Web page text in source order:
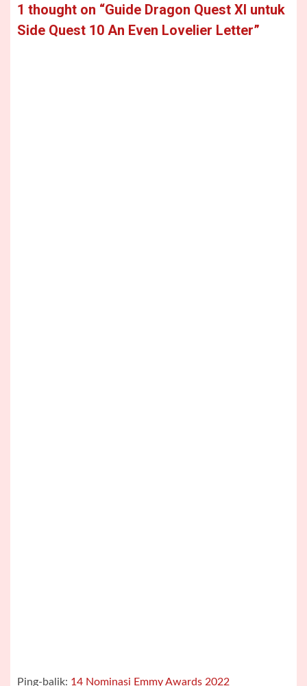
1 thought on “Guide Dragon Quest XI untuk
Side Quest 10 An Even Lovelier Letter”
Ping-balik: 14 Nominasi Emmy Awards 2022